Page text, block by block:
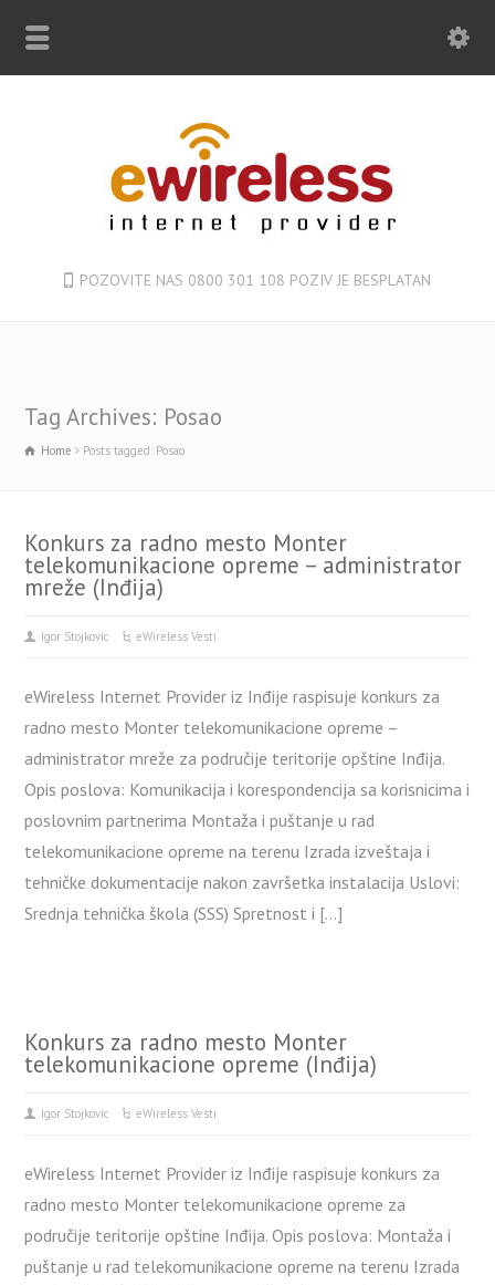
POZOVITE NAS 0800 301 108 POZIV JE BESPLATAN
Tag Archives: Posao
Home Posts tagged: Posao
Konkurs za radno mesto Monter
telekomunikacione opreme – administrator
mreže (Inđija)
Igor Stojkovic eWireless Vesti
eWireless Internet Provider iz Inđije raspisuje konkurs za
radno mesto Monter telekomunikacione opreme –
administrator mreže za područije teritorije opštine Inđija.
Opis poslova: Komunikacija i korespondencija sa korisnicima i
poslovnim partnerima Montaža i puštanje u rad
telekomunikacione opreme na terenu Izrada izveštaja i
tehničke dokumentacije nakon završetka instalacija Uslovi:
Srednja tehnička škola (SSS) Spretnost i […]
Konkurs za radno mesto Monter
telekomunikacione opreme (Inđija)
Igor Stojkovic eWireless Vesti
eWireless Internet Provider iz Inđije raspisuje konkurs za
radno mesto Monter telekomunikacione opreme za
područije teritorije opštine Inđija. Opis poslova: Montaža i
puštanje u rad telekomunikacione opreme na terenu Izrada